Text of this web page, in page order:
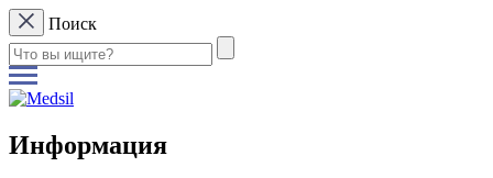
Поиск
Информация